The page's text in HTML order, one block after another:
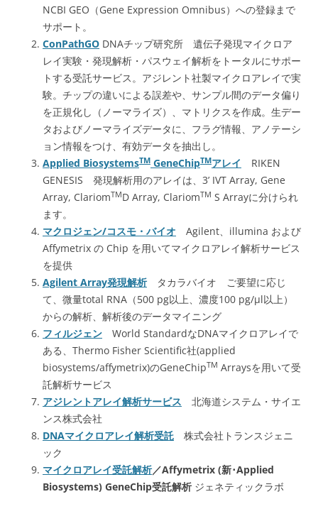
NCBI GEO（Gene Expression Omnibus）への登録まで
サポート。
ConPathGO DNAチップ研究所 遺伝子発現マイクロア
レイ実験・発現解析・パスウェイ解析をトータルにサポー
トする受託サービス。アジレント社製マイクロアレイで実
験。チップの違いによる誤差や、サンプル間のデータ偏り
を正規化し（ノーマライズ）、マトリクスを作成。生デー
タおよびノーマライズデータに、フラグ情報、アノテーシ
ョン情報をつけ、有効データを抽出し。
Applied BiosystemsTM GeneChipTMアレイ
RIKEN
GENESIS 発現解析用のアレイは、3’ IVT Array, Gene
Array, ClariomTMD Array, ClariomTM S Arrayに分けられ
ます。
マクロジェン/コスモ・バイオ Agilent、illumina および
Affymetrix の Chip を用いてマイクロアレイ解析サービス
を提供
Agilent Array発現解析タカラバイオ ご要望に応じ
て、微量total RNA（500 pg以上、濃度100 pg/μl以上）
からの解析、解析後のデータマイニング
フィルジェン World StandardなDNAマイクロアレイで
ある、Thermo Fisher Scientific社(applied
biosystems/affymetrix)のGeneChipTM Arraysを用いて受
託解析サービス
アジレントアレイ解析サービス 北海道システム・サイエ
ンス株式会社
DNAマイクロアレイ解析受託 株式会社トランスジェニ
ック
マイクロアレイ受託解析／Affymetrix (新･Applied
Biosystems‎) GeneChip受託解析 ジェネティックラボ